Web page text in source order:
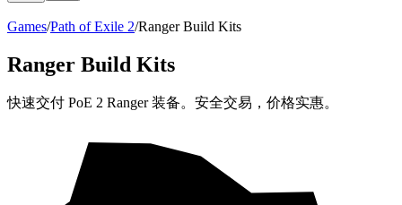
Games/Path of Exile 2/Ranger Build Kits
Ranger Build Kits
快速交付 PoE 2 Ranger 装备。安全交易，价格实惠。